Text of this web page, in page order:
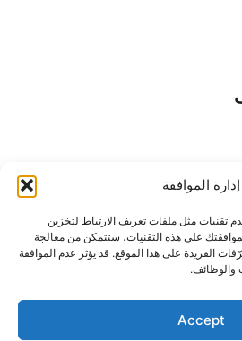
إدارة الموافقة
تقنيات مثل ملفات تعريف الارتباط لتخزين
على هذه التقنيات، ستتمكن من معالجة
الفريدة على هذا الموقع. قد يؤثر عدم الموافقة
والوظائف.
Accept
08:00-17:30
الصناعية، بلدة DA Li، منطقة NaN Hai، مدينة F o Shan،